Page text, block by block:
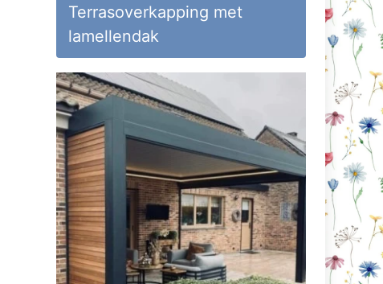
Huisvlijt
Terrasoverkapping met
lamellendak